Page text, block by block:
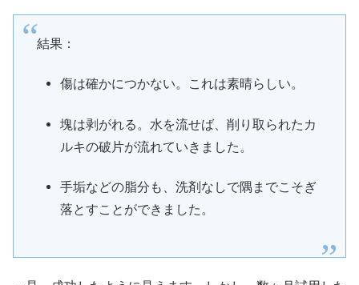
結果：
傷は確かにつかない。これは素晴らしい。
塊は剥がれる。水を流せば、削り取られたカ
ルキの破片が流れていきました。
手垢などの脂分も、洗剤なしで隅までこそぎ
落とすことができました。